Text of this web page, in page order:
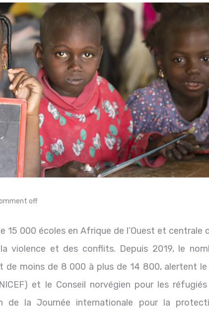
off
15 000 écoles en Afrique de l’Ouest et centrale
violence et des conflits. Depuis 2019, le
de moins de 8 000 à plus de 14 800, alertent
et le Conseil norvégien pour les réfugiés
de la Journée internationale pour la